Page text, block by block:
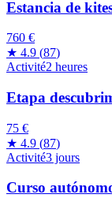
Estancia de
760 €
★ 4.9 (87)
Activité2 heures
Etapa
75 €
★ 4.9 (87)
Activité3 jours
Curso